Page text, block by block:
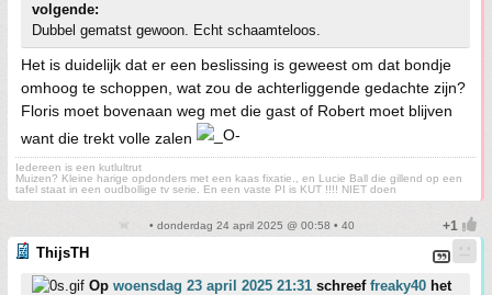
volgende:
Dubbel gematst gewoon. Echt schaamteloos.
Het is duidelijk dat er een beslissing is geweest om dat bondje
omhoog te schoppen, wat zou de achterliggende gedachte zijn?
Floris moet bovenaan weg met die gast of Robert moet blijven
want die trekt volle zalen
Iedereen is een kutlultrut
Muizen? Kleine harige opdonders met een kaas fixatie., en Lucie Ball die gillend op een
tafel staat in een oudbollige tv serie. En een vaste PI is KUT !!!! NIET doen
• donderdag 24 april 2025 @ 00:58 • 40
ThijsTH
Op woensdag 23 april 2025 21:31 schreef freaky40 het